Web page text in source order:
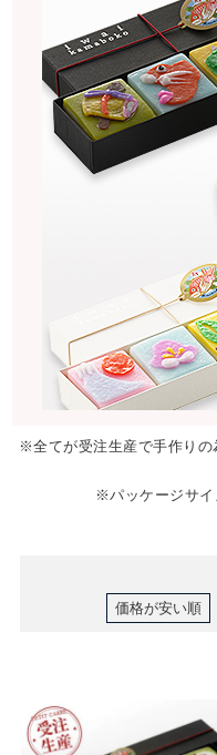
※全てが受注生産で手作りの
※パッケージサイ
価格が安い順